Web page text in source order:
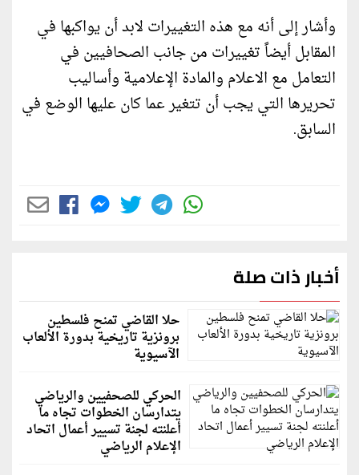
وأشار إلى أنه مع هذه التغييرات لابد أن يواكبها في
المقابل أيضاً تغييرات من جانب الصحافيين في
التعامل مع الاعلام والمادة الإعلامية وأساليب
تحريرها التي يجب أن تتغير عما كان عليها الوضع في
السابق.
أخبار ذات صلة
حلا القاضي تمنح فلسطين
برونزية تاريخية بدورة الألعاب
الآسيوية
الحركي للصحفيين والرياضي
يتدارسان الخطوات تجاه ما
أعلنته لجنة تسيير أعمال اتحاد
الإعلام الرياضي